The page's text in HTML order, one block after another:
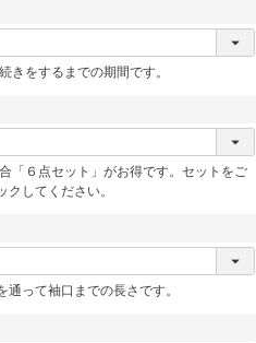
きをするまでの期間です。
「６点セット」がお得です。セットをご
してください。
って袖口までの長さです。